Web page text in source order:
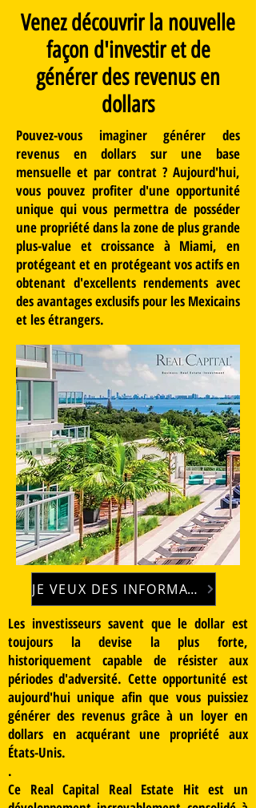
Venez découvrir la nouvelle
façon d'investir et de
générer des revenus en
dollars
Pouvez-vous imaginer générer des
revenus en dollars sur une base
mensuelle et par contrat ? Aujourd'hui,
vous pouvez profiter d'une opportunité
unique qui vous permettra de posséder
une propriété dans la zone de plus grande
plus-value et croissance à Miami, en
protégeant et en protégeant vos actifs en
obtenant d'excellents rendements avec
des avantages exclusifs pour les Mexicains
et les étrangers.
JE VEUX DES INFORMATIONS
Les investisseurs savent que le dollar est
toujours la devise la plus forte,
historiquement capable de résister aux
périodes d'adversité. Cette opportunité est
aujourd'hui unique afin que vous puissiez
générer des revenus grâce à un loyer en
dollars en acquérant une propriété aux
États-Unis.
.
Ce Real Capital Real Estate Hit est un